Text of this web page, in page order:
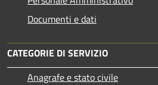
Documenti e dati
CATEGORIE DI SERVIZIO
Anagrafe e stato civile